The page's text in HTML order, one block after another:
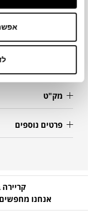
מידות
מק"ט
פרטים נוספים
אנחנו